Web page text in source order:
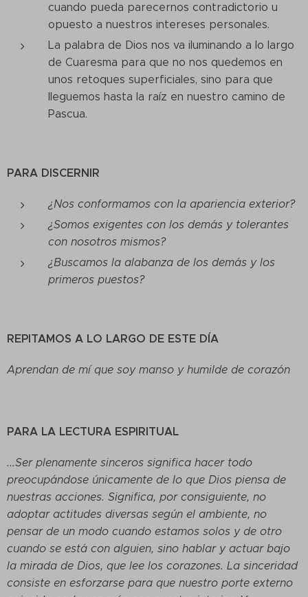
cuando pueda parecernos contradictorio u
opuesto a nuestros intereses personales.
La palabra de Dios nos va iluminando a lo largo
de Cuaresma para que no nos quedemos en
unos retoques superficiales, sino para que
lleguemos hasta la raíz en nuestro camino de
Pascua.
PARA DISCERNIR
¿Nos conformamos con la apariencia exterior?
¿Somos exigentes con los demás y tolerantes
con nosotros mismos?
¿Buscamos la alabanza de los demás y los
primeros puestos?
REPITAMOS A LO LARGO DE ESTE DÍA
Aprendan de mí que soy manso y humilde de corazón
PARA LA LECTURA ESPIRITUAL
...Ser plenamente sinceros significa hacer todo
preocupándose únicamente de lo que Dios piensa de
nuestras acciones. Significa, por consiguiente, no
adoptar actitudes diversas según el ambiente, no
pensar de un modo cuando estamos solos y de otro
cuando se está con alguien, sino hablar y actuar bajo
la mirada de Dios, que lee los corazones. La sinceridad
consiste en esforzarse para que nuestro porte externo